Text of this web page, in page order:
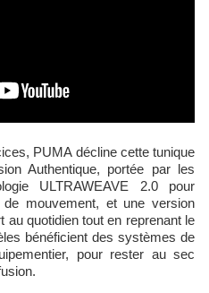
Authentique, portée par les
ULTRAWEAVE 2.0 pour
mouvement, et une version
au quotidien tout en reprenant le
bénéficient des systèmes de
pour rester au sec